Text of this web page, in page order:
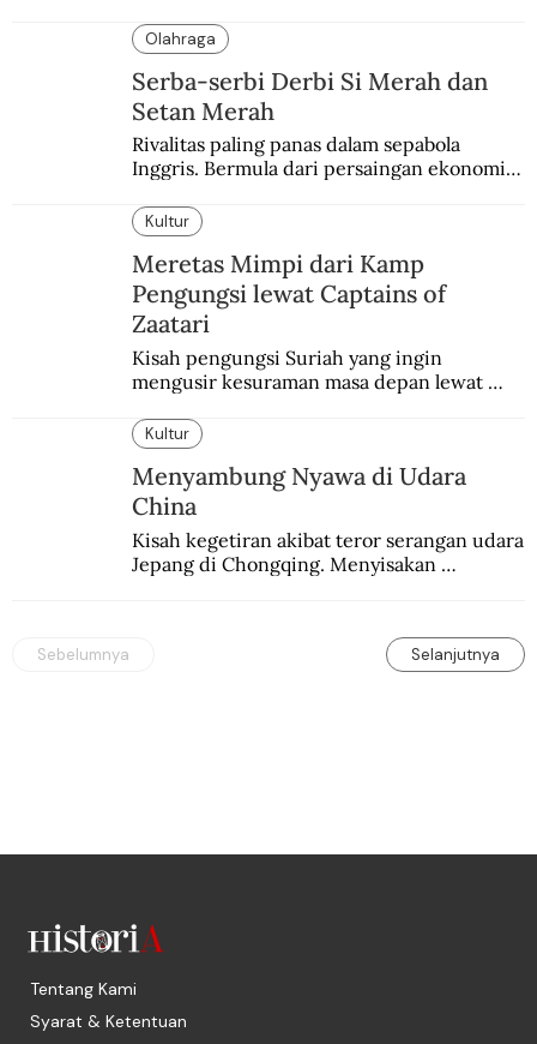
Olahraga
Serba-serbi Derbi Si Merah dan
Setan Merah
Rivalitas paling panas dalam sepabola
Inggris. Bermula dari persaingan ekonomi
Kultur
Meretas Mimpi dari Kamp
Pengungsi lewat Captains of
Zaatari
Kisah pengungsi Suriah yang ingin
mengusir kesuraman masa depan lewat
humanis.
Kultur
Menyambung Nyawa di Udara
China
Kisah kegetiran akibat teror serangan udara
Jepang di Chongqing. Menyisakan
Sebelumnya Selanjutnya
Tentang Kami
Syarat & Ketentuan